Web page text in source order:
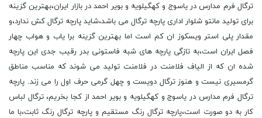
ترگال فرم مدارس در یاسوج و کهگیلویه و بویر احمد در بازار ایران،بهترین گزینه
برای تولید مانتو شلوار اداری پارچه ترگال می باشد،شاید پارچه ترگال کش ندارد،و
مقدار پلی استر ویسکوز ان کم است اما بهترین گزینه برا یاب و هواب چهار
فصل ایران است،به تازگی پارچه های شبه فاستونی بدر رقیب جدی این پارچه
شده ان که از الیاف فلامنت در فلامنت تولید می شوند که مناسب مناطق
گرمسیری نیست و هنوز ترگال دویست و چهل گرمی حرف اول را می زند. پارچه
ترگال فرم مدارس در یاسوج و کهگیلویه و بویر احمد از کجا بخریم، ترگال لباس
کار به دو صورت است،پارچه ترگال رنگ مستقیم و پارچه ترگال رنگ ثابت،با ما